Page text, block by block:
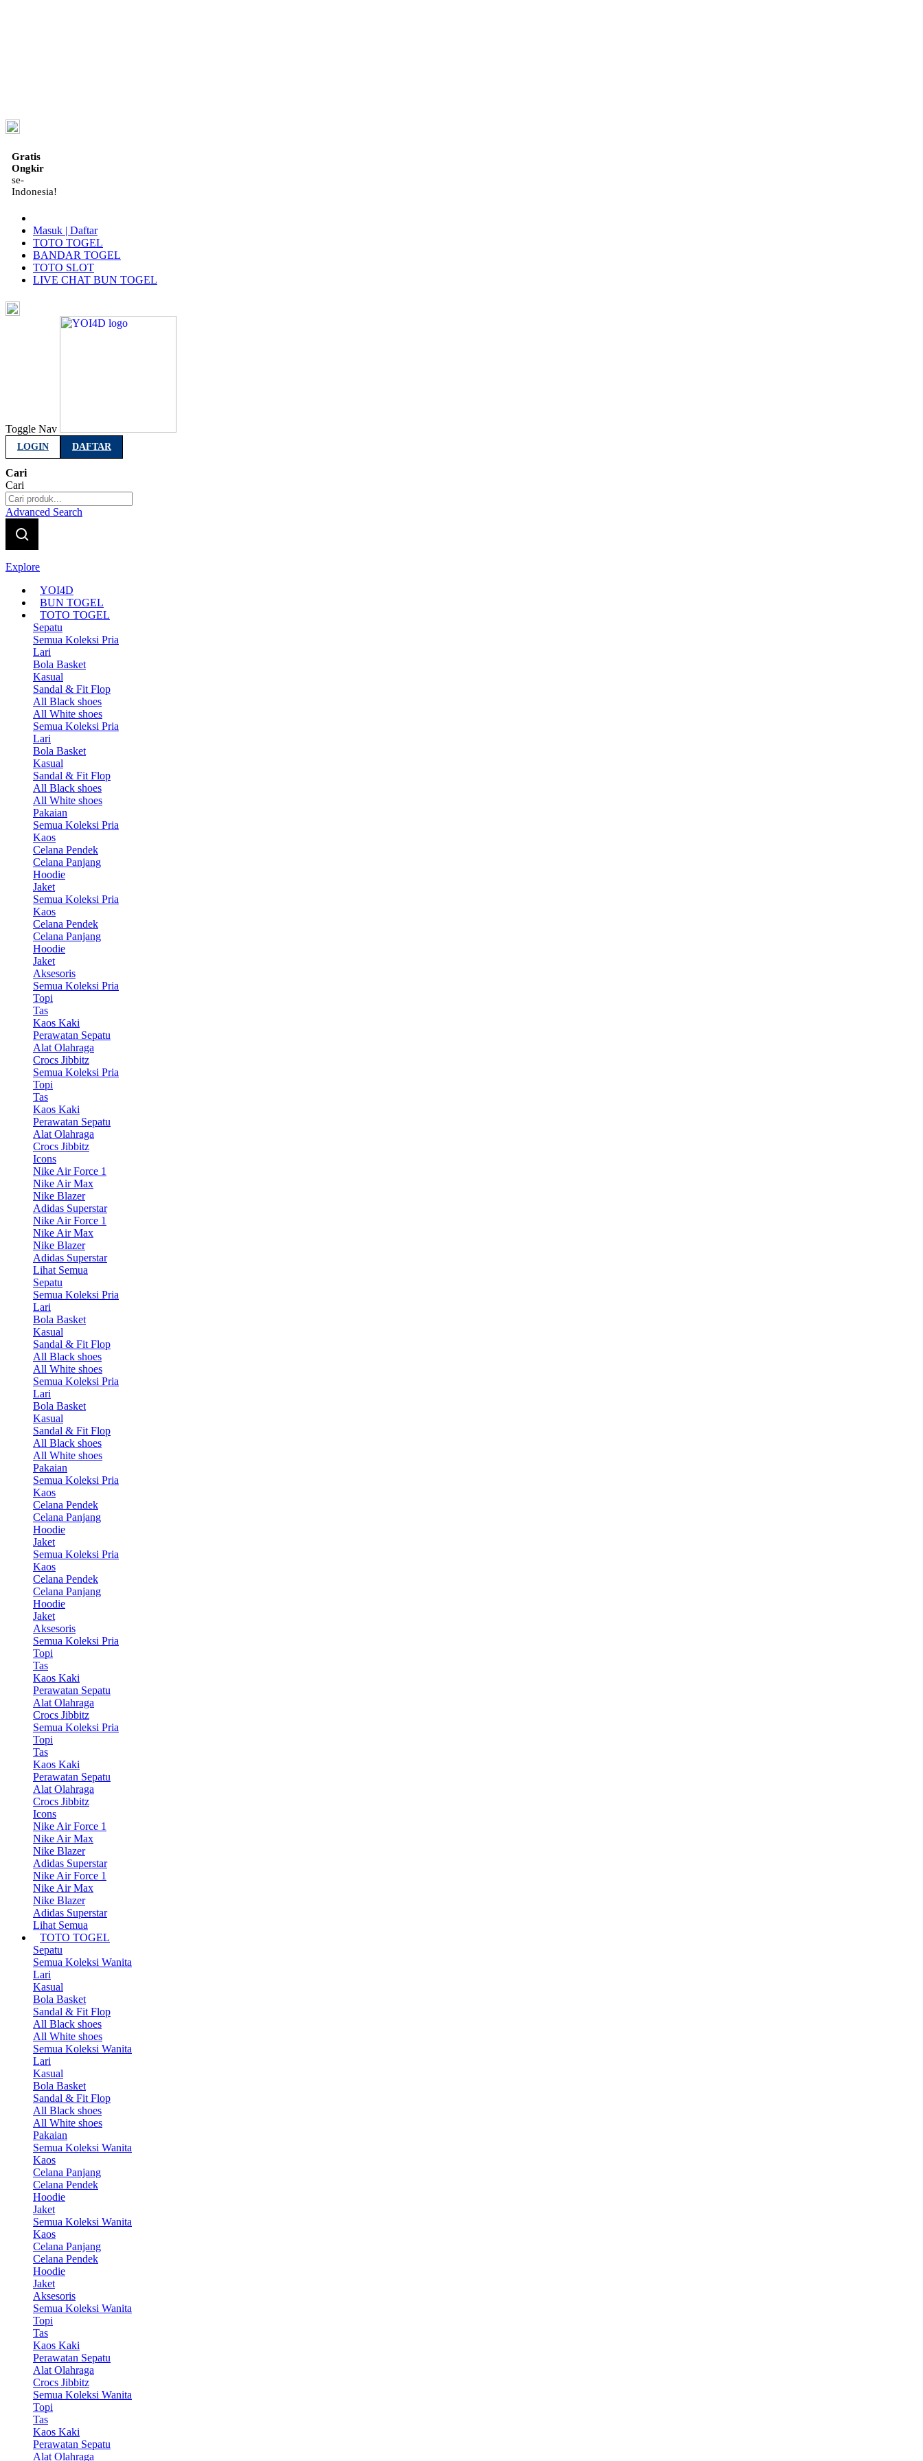
Gratis
Ongkir
se-
Indonesia!
Masuk | Daftar
TOTO TOGEL
BANDAR TOGEL
TOTO SLOT
LIVE CHAT BUN TOGEL
Toggle Nav
LOGIN DAFTAR
Cari
Cari
Advanced Search
Explore
YOI4D
BUN TOGEL
TOTO TOGEL
Sepatu
Semua Koleksi Pria
Lari
Bola Basket
Kasual
Sandal & Fit Flop
All Black shoes
All White shoes
Semua Koleksi Pria
Lari
Bola Basket
Kasual
Sandal & Fit Flop
All Black shoes
All White shoes
Pakaian
Semua Koleksi Pria
Kaos
Celana Pendek
Celana Panjang
Hoodie
Jaket
Semua Koleksi Pria
Kaos
Celana Pendek
Celana Panjang
Hoodie
Jaket
Aksesoris
Semua Koleksi Pria
Topi
Tas
Kaos Kaki
Perawatan Sepatu
Alat Olahraga
Crocs Jibbitz
Semua Koleksi Pria
Topi
Tas
Kaos Kaki
Perawatan Sepatu
Alat Olahraga
Crocs Jibbitz
Icons
Nike Air Force 1
Nike Air Max
Nike Blazer
Adidas Superstar
Nike Air Force 1
Nike Air Max
Nike Blazer
Adidas Superstar
Lihat Semua
Sepatu
Semua Koleksi Pria
Lari
Bola Basket
Kasual
Sandal & Fit Flop
All Black shoes
All White shoes
Semua Koleksi Pria
Lari
Bola Basket
Kasual
Sandal & Fit Flop
All Black shoes
All White shoes
Pakaian
Semua Koleksi Pria
Kaos
Celana Pendek
Celana Panjang
Hoodie
Jaket
Semua Koleksi Pria
Kaos
Celana Pendek
Celana Panjang
Hoodie
Jaket
Aksesoris
Semua Koleksi Pria
Topi
Tas
Kaos Kaki
Perawatan Sepatu
Alat Olahraga
Crocs Jibbitz
Semua Koleksi Pria
Topi
Tas
Kaos Kaki
Perawatan Sepatu
Alat Olahraga
Crocs Jibbitz
Icons
Nike Air Force 1
Nike Air Max
Nike Blazer
Adidas Superstar
Nike Air Force 1
Nike Air Max
Nike Blazer
Adidas Superstar
Lihat Semua
TOTO TOGEL
Sepatu
Semua Koleksi Wanita
Lari
Kasual
Bola Basket
Sandal & Fit Flop
All Black shoes
All White shoes
Semua Koleksi Wanita
Lari
Kasual
Bola Basket
Sandal & Fit Flop
All Black shoes
All White shoes
Pakaian
Semua Koleksi Wanita
Kaos
Celana Panjang
Celana Pendek
Hoodie
Jaket
Semua Koleksi Wanita
Kaos
Celana Panjang
Celana Pendek
Hoodie
Jaket
Aksesoris
Semua Koleksi Wanita
Topi
Tas
Kaos Kaki
Perawatan Sepatu
Alat Olahraga
Crocs Jibbitz
Semua Koleksi Wanita
Topi
Tas
Kaos Kaki
Perawatan Sepatu
Alat Olahraga